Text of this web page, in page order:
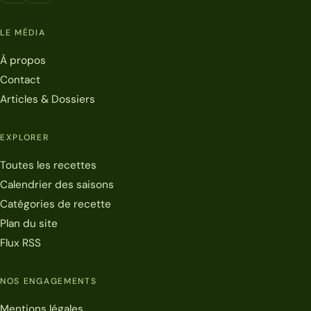
LE MÉDIA
À propos
Contact
Articles & Dossiers
EXPLORER
Toutes les recettes
Calendrier des saisons
Catégories de recette
Plan du site
Flux RSS
NOS ENGAGEMENTS